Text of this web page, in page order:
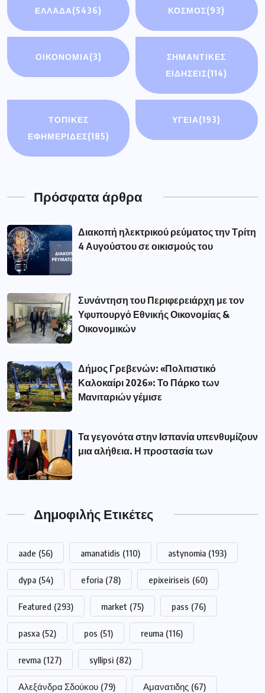
ΕΛΛΑΔΑ(5436) ΚΟΣΜΟΣ(93)
ΟΙΚΟΝΟΜΊΑ(3)
ΣΗΜΑΝΤΙΚΈΣ
ΕΙΔΉΣΕΙΣ(114)
ΤΟΠΙΚΕΣ
ΕΦΗΜΕΡΙΔΕΣ(185)
ΥΓΕΙΑ(193)
Πρόσφατα άρθρα
Διακοπή ηλεκτρικού ρεύματος την Τρίτη
4 Αυγούστου σε οικισμούς του
Συνάντηση του Περιφερειάρχη με τον
Υφυπουργό Εθνικής Οικονομίας &
Οικονομικών
Δήμος Γρεβενών: «Πολιτιστικό
Καλοκαίρι 2026»: Το Πάρκο των
Μανιταριών γέμισε
Τα γεγονότα στην Ισπανία υπενθυμίζουν
μια αλήθεια. Η προστασία των
Δημοφιλής Ετικέτες
aade (56) amanatidis (110) astynomia (193)
dypa (54) eforia (78) epixeiriseis (60)
Featured (293) market (75) pass (76)
pasxa (52) pos (51) reuma (116)
revma (127) syllipsi (82)
Αλεξάνδρα Σδούκου (79) Αμανατιδης (67)